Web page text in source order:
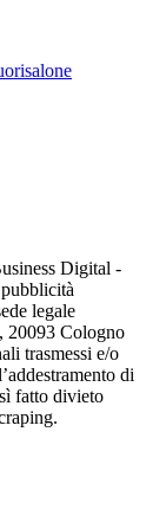
Digital -
legale
20093 Cologno
trasmessi e/o
di
fatto divieto